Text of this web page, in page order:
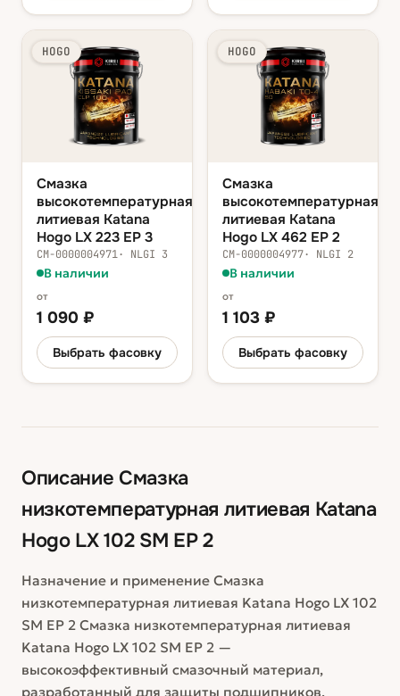
HOGO
Смазка
высокотемпературная
литиевая Katana
Hogo LX 223 EP 3
СМ-0000004971· NLGI 3
В наличии
от
1 090 ₽
Выбрать фасовку
HOGO
Смазка
высокотемпературная
литиевая Katana
Hogo LX 462 EP 2
СМ-0000004977· NLGI 2
В наличии
от
1 103 ₽
Выбрать фасовку
Описание Смазка
низкотемпературная литиевая Katana
Hogo LX 102 SM EP 2
Назначение и применение Смазка
низкотемпературная литиевая Katana Hogo LX 102
SM EP 2 Смазка низкотемпературная литиевая
Katana Hogo LX 102 SM EP 2 —
высокоэффективный смазочный материал,
разработанный для защиты подшипников,